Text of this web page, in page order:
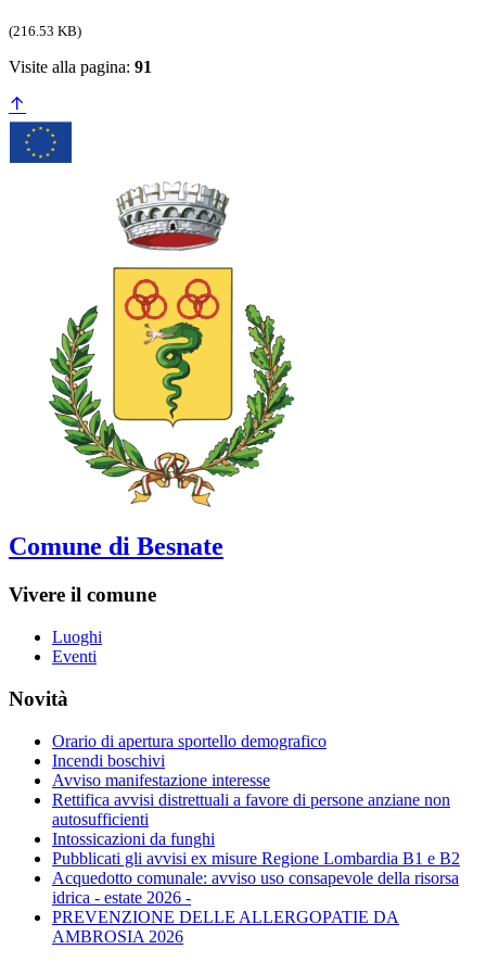
(216.53 KB)
Visite alla pagina: 91
Comune di Besnate
Vivere il comune
Luoghi
Eventi
Novità
Orario di apertura sportello demografico
Incendi boschivi
Avviso manifestazione interesse
Rettifica avvisi distrettuali a favore di persone anziane non
autosufficienti
Intossicazioni da funghi
Pubblicati gli avvisi ex misure Regione Lombardia B1 e B2
Acquedotto comunale: avviso uso consapevole della risorsa
idrica - estate 2026 -
PREVENZIONE DELLE ALLERGOPATIE DA
AMBROSIA 2026